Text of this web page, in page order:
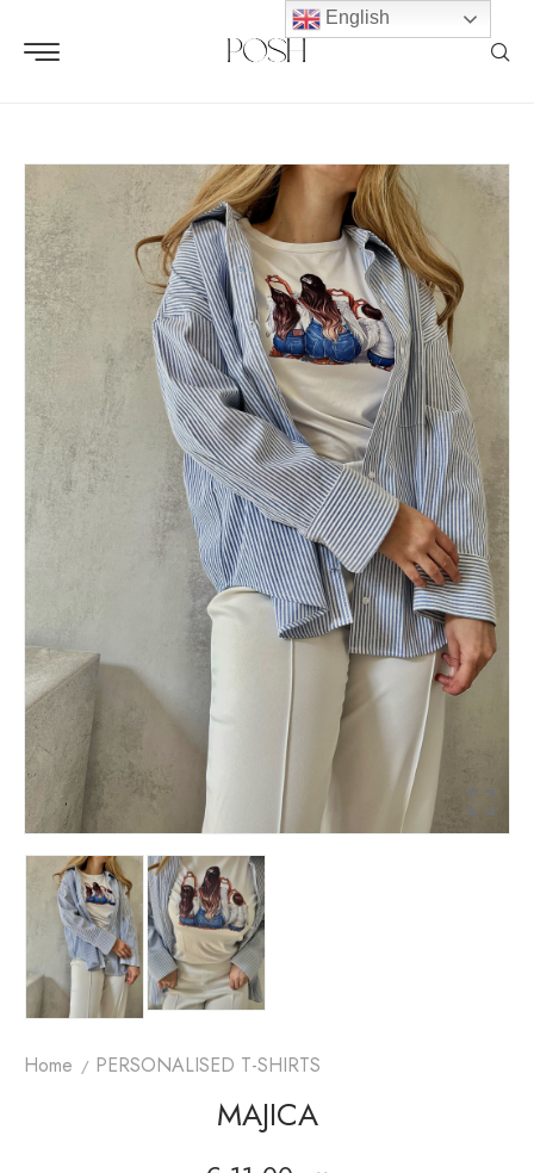
Home PERSONALISED T-SHIRTS
MAJICA
English